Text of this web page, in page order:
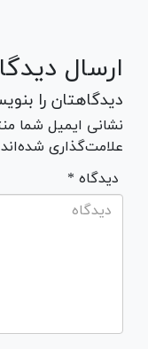
ارسال
دیدگاهتان را
نشانی ایمیل شما
علامت‌گذاری
* دیدگاه